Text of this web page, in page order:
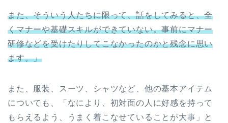
また、そういう人たちに限って、話をしてみると、全
くマナーや基礎スキルができていない。事前にマナー
研修などを受けたりしてこなかったのかと残念に思い
ます。」
また、服装、スーツ、シャツなど、他の基本アイテム
についても、「なにより、初対面の人に好感を持って
もらえるよう、うまく着こなせていることが大事」と